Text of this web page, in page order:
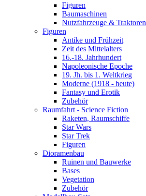
Figuren
Baumaschinen
Nutzfahrzeuge & Traktoren
Figuren
Antike und Frühzeit
Zeit des Mittelalters
16.-18. Jahrhundert
Napoleonische Epoche
19. Jh. bis 1. Weltkrieg
Moderne (1918 - heute)
Fantasy und Erotik
Zubehör
Raumfahrt - Science Fiction
Raketen, Raumschiffe
Star Wars
Star Trek
Figuren
Dioramenbau
Ruinen und Bauwerke
Bases
Vegetation
Zubehör